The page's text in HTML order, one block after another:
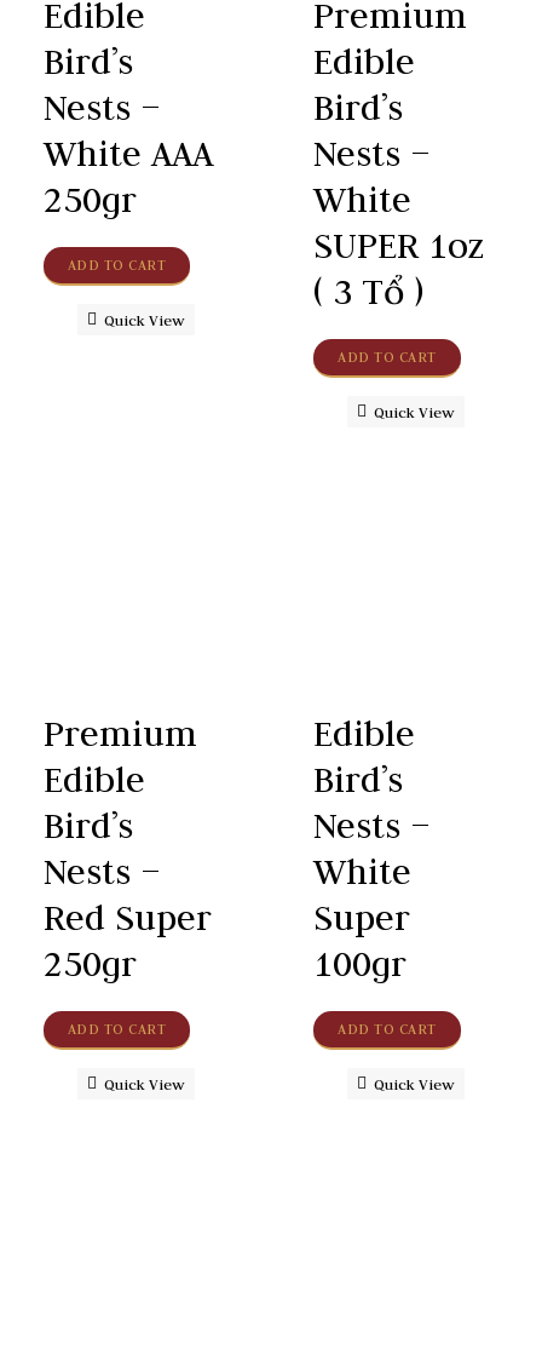
Edible
Bird’s
Nests –
White AAA
250gr
ADD TO CART
Quick View
Premium
Edible
Bird’s
Nests –
White
SUPER 1oz
( 3 Tổ )
ADD TO CART
Quick View
Premium
Edible
Bird’s
Nests –
Red Super
250gr
ADD TO CART
Quick View
Edible
Bird’s
Nests –
White
Super
100gr
ADD TO CART
Quick View